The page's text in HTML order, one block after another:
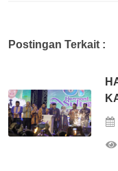
Postingan Terkait :